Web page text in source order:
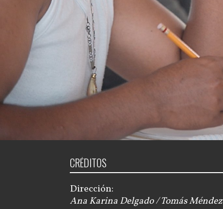
CRÉDITOS
Dirección:
Ana Karina Delgado / Tomás Méndez